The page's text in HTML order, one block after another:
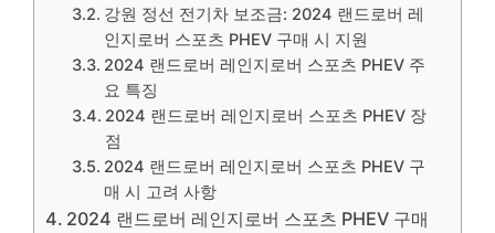
강원 정선 전기차 보조금: 2024 랜드로버 레
인지로버 스포츠 PHEV 구매 시 지원
2024 랜드로버 레인지로버 스포츠 PHEV 주
요 특징
2024 랜드로버 레인지로버 스포츠 PHEV 장
점
2024 랜드로버 레인지로버 스포츠 PHEV 구
매 시 고려 사항
2024 랜드로버 레인지로버 스포츠 PHEV 구매